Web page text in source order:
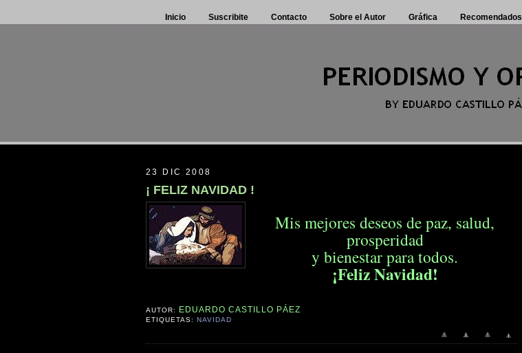
Inicio Suscribite Contacto Sobre el Autor Gráfica Recomendados
23 DIC 2008
¡ FELIZ NAVIDAD !
Mis mejores deseos de paz, salud,
prosperidad
y bienestar para todos.
¡Feliz Navidad!
AUTOR: EDUARDO CASTILLO PÁEZ
ETIQUETAS:NAVIDAD